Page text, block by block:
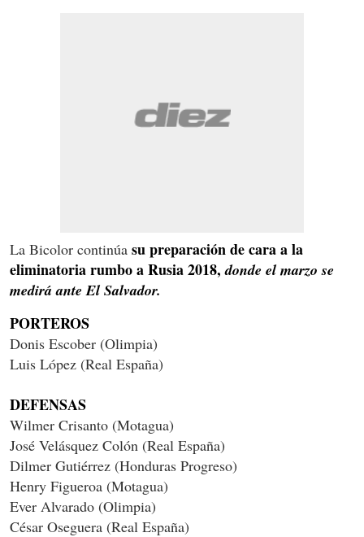
La Bicolor continúa su preparación de cara a la
eliminatoria rumbo a Rusia 2018, donde el marzo se
medirá ante El Salvador.
PORTEROS
Donis Escober (Olimpia)
Luis López (Real España)
DEFENSAS
Wilmer Crisanto (Motagua)
José Velásquez Colón (Real España)
Dilmer Gutiérrez (Honduras Progreso)
Henry Figueroa (Motagua)
Ever Alvarado (Olimpia)
César Oseguera (Real España)